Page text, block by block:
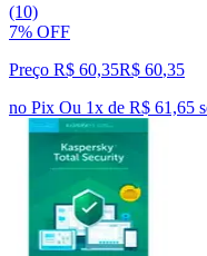
(10)
7% OFF
Preço R$ 60,35R$ 60,35
no Pix Ou 1x de R$ 61,65